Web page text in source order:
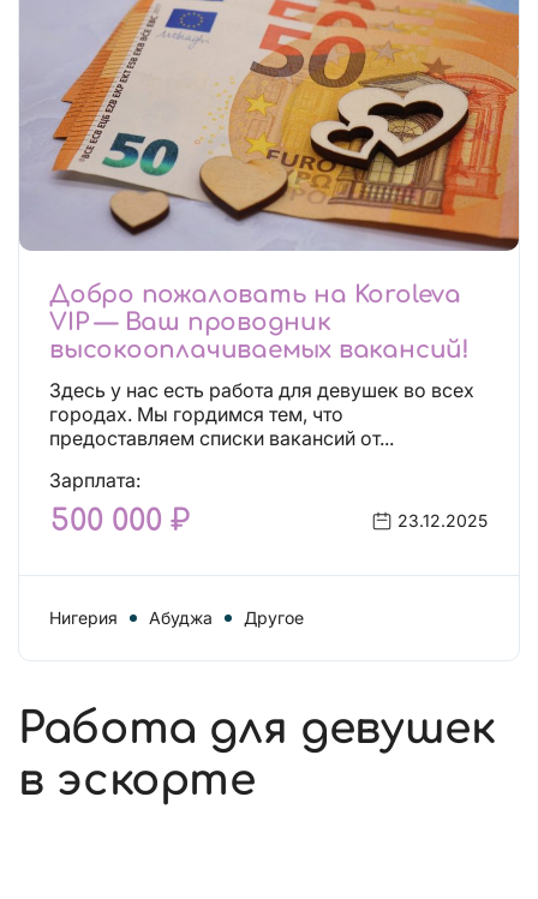
Добро пожаловать на Koroleva
VIP — Ваш проводник
высокооплачиваемых вакансий!
Здесь у нас есть работа для девушек во всех
городах. Мы гордимся тем, что
предоставляем списки вакансий от...
Зарплата:
500 000 ₽ 23.12.2025
Нигерия Абуджа Другое
Работа для девушек
в эскорте